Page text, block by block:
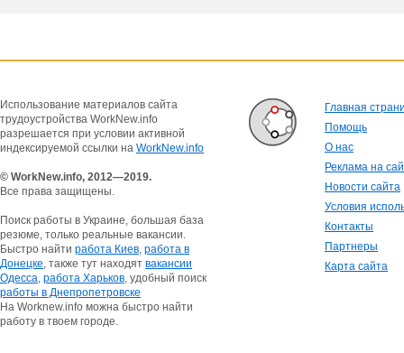
Использование материалов сайта
трудоустройства WorkNew.info
разрешается при условии активной
индексируемой ссылки на WorkNew.info
© WorkNew.info, 2012—2019.
Все права защищены.
Поиск работы в Украине, большая база
резюме, только реальные вакансии.
Быстро найти работа Киев, работа в
Донецке, также тут находят вакансии
Одесса, работа Харьков, удобный поиск
работы в Днепропетровске
На Worknew.info можна быстро найти
работу в твоем городе.
Главная
Помощь
О нас
Реклама на
Новости сайта
Условия
Контакты
Партнеры
Карта сайта